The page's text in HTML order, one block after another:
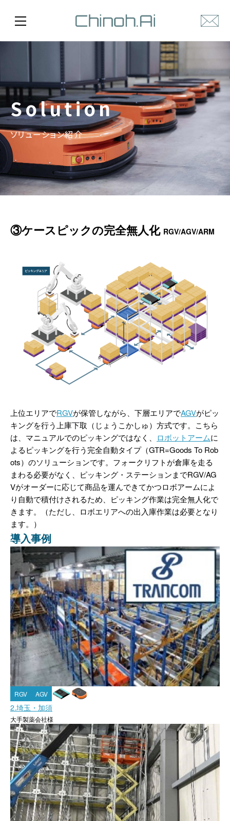
ソリューション紹介
③ケースピックの完全無人化 RGV/AGV/ARM
上位エリアでRGVが保管しながら、下層エリアでAGVがピッ
キングを行う上庫下取（じょうこかしゅ）方式です。こちら
は、マニュアルでのピッキングではなく、 ロボットアームに
よるピッキングを行う完全自動タイプ（GTR=Goods To Rob
ots）のソリューションです。フォークリフトが倉庫を走る
まわる必要がなく、ピッキング・ステーションまでRGV/AG
Vがオーダーに応じて商品を運んできてかつロボアームによ
り自動で積付けされるため、ピッキング作業は完全無人化で
きます。（ただし、ロボエリアへの出入庫作業は必要となり
ます。）
導入事例
RGV AGV
2.埼玉・加須
大手製薬会社様